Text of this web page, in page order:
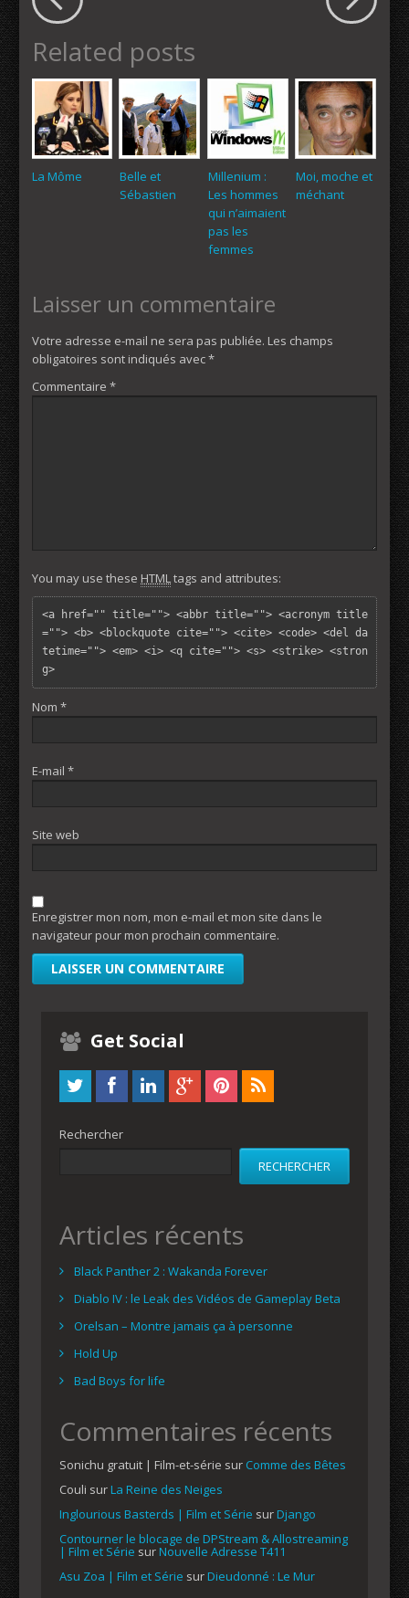
Related posts
La Môme
Belle et
Sébastien
Millenium :
Les hommes
qui n’aimaient
pas les
femmes
Moi, moche et
méchant
Laisser un commentaire
Votre adresse e-mail ne sera pas publiée. Les champs
obligatoires sont indiqués avec*
Commentaire *
You may use these HTMLtags and attributes:
<a href="" title=""> <abbr title=""> <acronym title
=""> <b> <blockquote cite=""> <cite> <code> <del da
tetime=""> <em> <i> <q cite=""> <s> <strike> <stron
g>
Nom *
E-mail *
Site web
Enregistrer mon nom, mon e-mail et mon site dans le
navigateur pour mon prochain commentaire.
Get Social
Rechercher
RECHERCHER
Articles récents
Black Panther 2 : Wakanda Forever
Diablo IV : le Leak des Vidéos de Gameplay Beta
Orelsan – Montre jamais ça à personne
Hold Up
Bad Boys for life
Commentaires récents
Sonichu gratuit | Film-et-série sur Comme des Bêtes
Couli surLa Reine des Neiges
Inglourious Basterds | Film et Série surDjango
Contourner le blocage de DPStream & Allostreaming
| Film et Série surNouvelle Adresse T411
Asu Zoa | Film et Série surDieudonné : Le Mur